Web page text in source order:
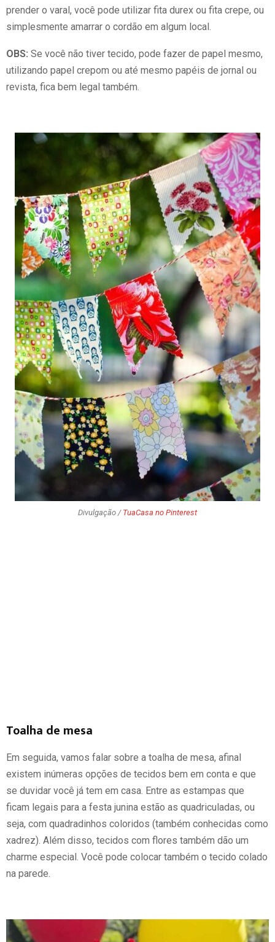
prender o varal, você pode utilizar fita durex ou fita crepe, ou
simplesmente amarrar o cordão em algum local.
OBS: Se você não tiver tecido, pode fazer de papel mesmo,
utilizando papel crepom ou até mesmo papéis de jornal ou
revista, fica bem legal também.
Divulgação / TuaCasa no Pinterest
Toalha de mesa
Em seguida, vamos falar sobre a toalha de mesa, afinal
existem inúmeras opções de tecidos bem em conta e que
se duvidar você já tem em casa. Entre as estampas que
ficam legais para a festa junina estão as quadriculadas, ou
seja, com quadradinhos coloridos (também conhecidas como
xadrez). Além disso, tecidos com flores também dão um
charme especial. Você pode colocar também o tecido colado
na parede.